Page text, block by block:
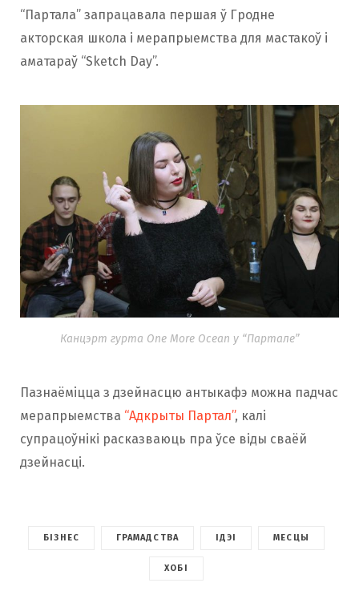
“Партала” запрацавала першая ў Гродне
акторская школа і мерапрыемства для мастакоў і
аматараў “Sketch Day”.
Канцэрт гурта One More Ocean у “Партале”
Пазнаёміцца з дзейнасцю антыкафэ можна падчас
мерапрыемства “Адкрыты Партал”, калі
супрацоўнікі расказваюць пра ўсе віды сваёй
дзейнасці.
БІЗНЕС ГРАМАДСТВА ІДЭІ МЕСЦЫ
ХОБІ